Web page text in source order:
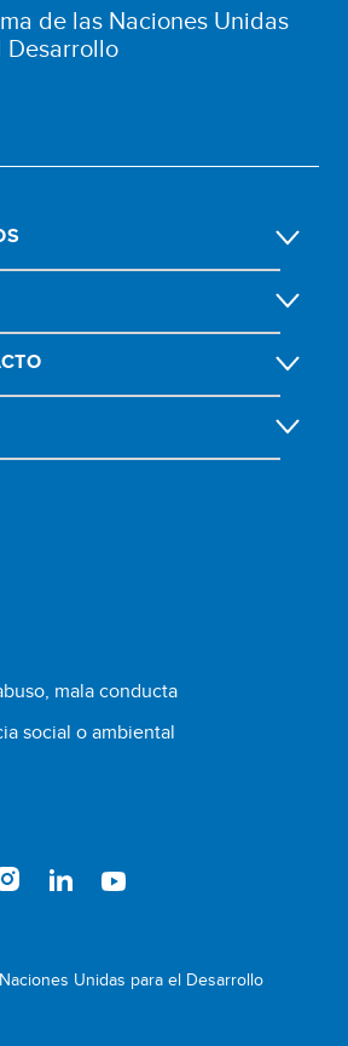
de las Naciones Unidas
Desarrollo
mala conducta
social o ambiental
Unidas para el Desarrollo